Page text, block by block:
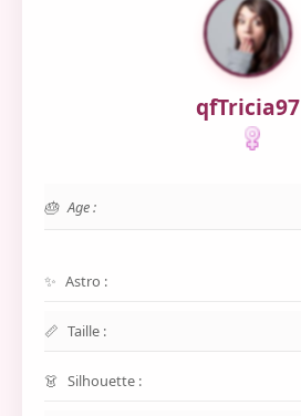
qfTricia97
Age :
Astro :
Taille :
Silhouette :